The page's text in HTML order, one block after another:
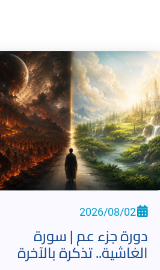
2026/08/02
دورة جزء عم | سورة
الغاشية.. تذكرة بالآخرة